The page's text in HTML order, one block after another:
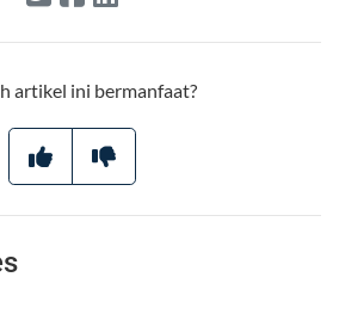
artikel ini bermanfaat?